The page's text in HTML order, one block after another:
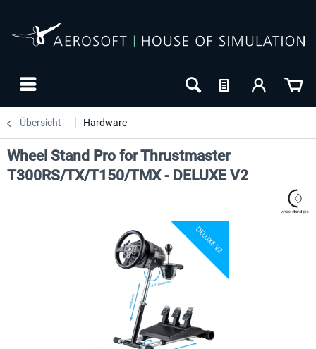
Übersicht Hardware
Wheel Stand Pro for Thrustmaster
T300RS/TX/T150/TMX - DELUXE V2